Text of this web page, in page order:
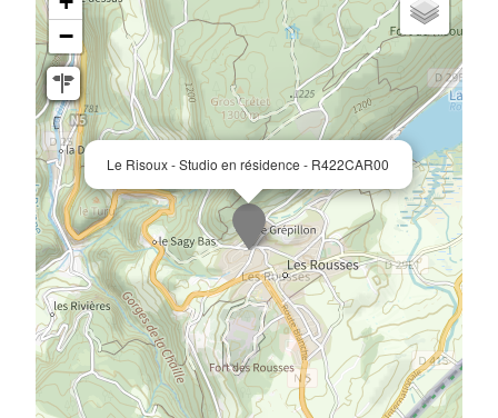
Le Risoux - Studio en résidence - R422CAR00
−